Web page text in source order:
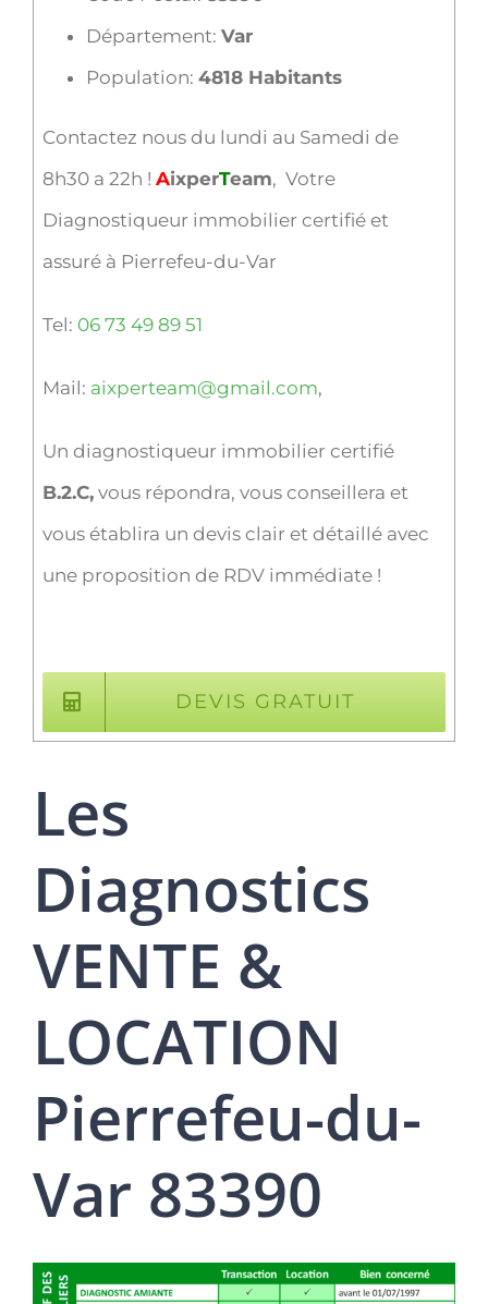
Département: Var
Population: 4818 Habitants
Contactez nous du lundi au Samedi de
8h30 a 22h ! AixperTeam, Votre
Diagnostiqueur immobilier certifié et
assuré à Pierrefeu-du-Var
Tel: 06 73 49 89 51
Mail: aixperteam@gmail.com,
Un diagnostiqueur immobilier certifié
B.2.C,vous répondra, vous conseillera et
vous établira un devis clair et détaillé avec
une proposition de RDV immédiate !
DEVIS GRATUIT
Les
Diagnostics
VENTE &
LOCATION
Pierrefeu-du-
Var 83390